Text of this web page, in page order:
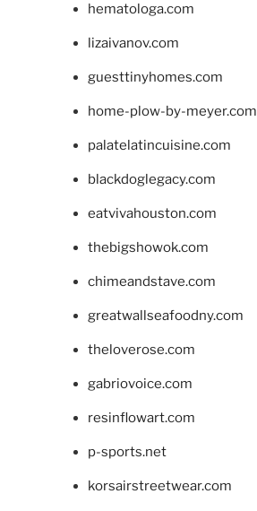
hematologa.com
lizaivanov.com
guesttinyhomes.com
home-plow-by-meyer.com
palatelatincuisine.com
blackdoglegacy.com
eatvivahouston.com
thebigshowok.com
chimeandstave.com
greatwallseafoodny.com
theloverose.com
gabriovoice.com
resinflowart.com
p-sports.net
korsairstreetwear.com